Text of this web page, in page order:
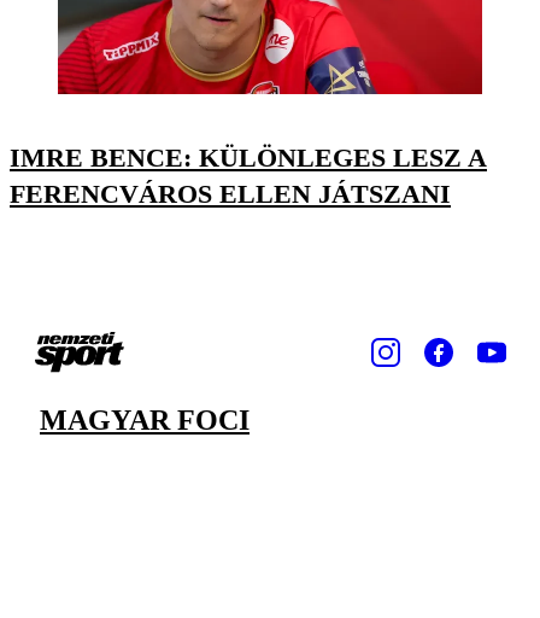
IMRE BENCE: KÜLÖNLEGES LESZ A
FERENCVÁROS ELLEN JÁTSZANI
MAGYAR FOCI